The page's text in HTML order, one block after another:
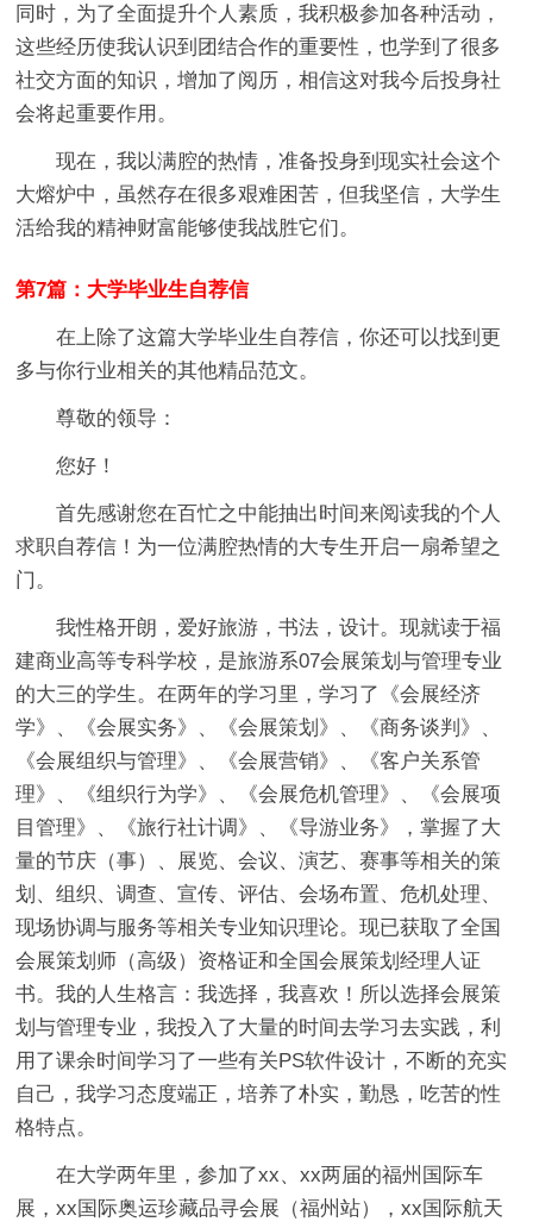
同时，为了全面提升个人素质，我积极参加各种活动，
这些经历使我认识到团结合作的重要性，也学到了很多
社交方面的知识，增加了阅历，相信这对我今后投身社
会将起重要作用。
现在，我以满腔的热情，准备投身到现实社会这个
大熔炉中，虽然存在很多艰难困苦，但我坚信，大学生
活给我的精神财富能够使我战胜它们。
第7篇：大学毕业生自荐信
在上除了这篇大学毕业生自荐信，你还可以找到更
多与你行业相关的其他精品范文。
尊敬的领导：
您好！
首先感谢您在百忙之中能抽出时间来阅读我的个人
求职自荐信！为一位满腔热情的大专生开启一扇希望之
门。
我性格开朗，爱好旅游，书法，设计。现就读于福
建商业高等专科学校，是旅游系07会展策划与管理专业
的大三的学生。在两年的学习里，学习了《会展经济
学》、《会展实务》、《会展策划》、《商务谈判》、
《会展组织与管理》、《会展营销》、《客户关系管
理》、《组织行为学》、《会展危机管理》、《会展项
目管理》、《旅行社计调》、《导游业务》，掌握了大
量的节庆（事）、展览、会议、演艺、赛事等相关的策
划、组织、调查、宣传、评估、会场布置、危机处理、
现场协调与服务等相关专业知识理论。现已获取了全国
会展策划师（高级）资格证和全国会展策划经理人证
书。我的人生格言：我选择，我喜欢！所以选择会展策
划与管理专业，我投入了大量的时间去学习去实践，利
用了课余时间学习了一些有关PS软件设计，不断的充实
自己，我学习态度端正，培养了朴实，勤恳，吃苦的性
格特点。
在大学两年里，参加了xx、xx两届的福州国际车
展，xx国际奥运珍藏品寻会展（福州站），xx国际航天